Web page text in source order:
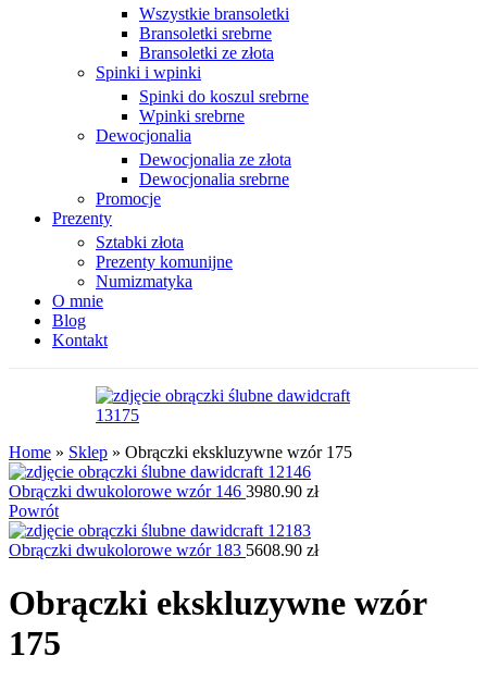
Wszystkie bransoletki
Bransoletki srebrne
Bransoletki ze złota
Spinki i wpinki
Spinki do koszul srebrne
Wpinki srebrne
Dewocjonalia
Dewocjonalia ze złota
Dewocjonalia srebrne
Promocje
Prezenty
Sztabki złota
Prezenty komunijne
Numizmatyka
O mnie
Blog
Kontakt
Home » Sklep » Obrączki ekskluzywne wzór 175
Obrączki dwukolorowe wzór 146 3980.90 zł
Powrót
Obrączki dwukolorowe wzór 183 5608.90 zł
Obrączki ekskluzywne wzór
175